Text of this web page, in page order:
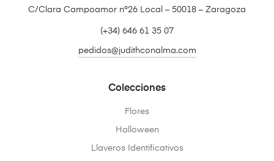
C/Clara Campoamor nº26 Local – 50018 – Zaragoza
(+34) 646 61 35 07
pedidos@judithconalma.com
Colecciones
Flores
Halloween
Llaveros Identificativos